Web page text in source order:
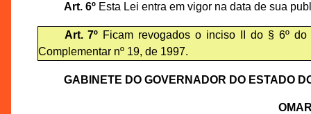
Art. 6ºEsta Lei entra em vigor na data de sua
Art. 7º Ficam revogados o inciso II do § 6º
Complementar nº 19, de 1997.
GABINETE DO GOVERNADOR DO ESTADO